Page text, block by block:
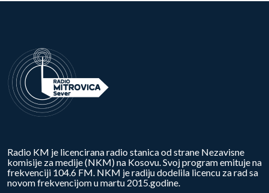
Radio KM je licencirana radio stanica od strane Nezavisne
komisije za medije (NKM) na Kosovu. Svoj program emituje na
frekvenciji 104.6 FM. NKM je radiju dodelila licencu za rad sa
novom frekvencijom u martu 2015.godine.